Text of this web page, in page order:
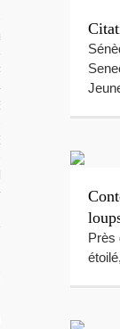
Polynésie
VIDÉOS
LOCAUX
DE BEG-HIR
Près